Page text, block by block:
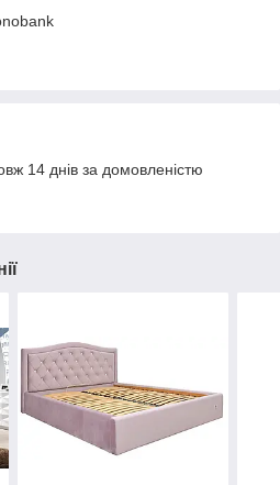
14 днів за домовленістю